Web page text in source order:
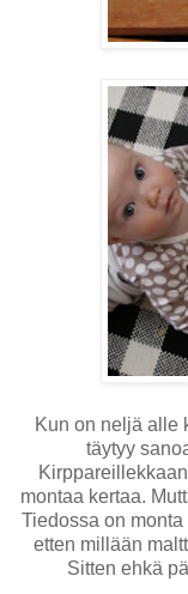
Kun on neljä alle
täytyy
montaa kertaa.
Tiedossa on
etten millään
Sitten ehkä